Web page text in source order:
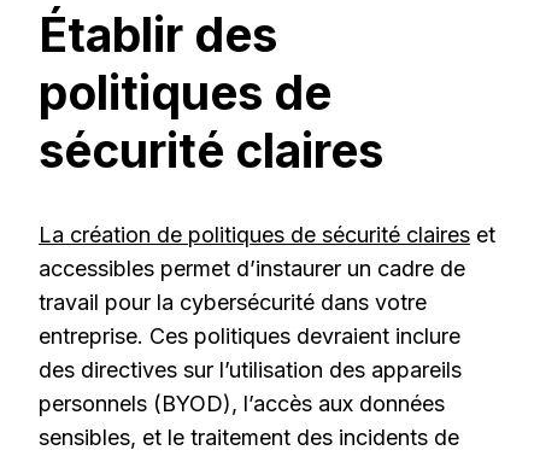
Établir des
politiques de
sécurité claires
La création de politiques de sécurité claires et
accessibles permet d’instaurer un cadre de
travail pour la cybersécurité dans votre
entreprise. Ces politiques devraient inclure
des directives sur l’utilisation des appareils
personnels (BYOD), l’accès aux données
sensibles, et le traitement des incidents de